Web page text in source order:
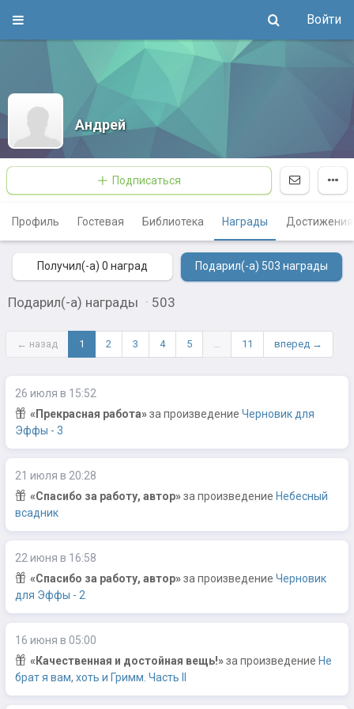
Войти
Андрей
Подписаться
Профиль Гостевая Библиотека Награды Достижения
Получил(-а) 0 наград Подарил(-а) 503 награды
Подарил(-а) награды · 503
← назад 1 2 3 4 5 … 11 вперед →
26 июля в 15:52
«Прекрасная работа»за произведение Черновик для
Эффы - 3
21 июля в 20:28
«Спасибо за работу, автор»за произведение Небесный
всадник
22 июня в 16:58
«Спасибо за работу, автор»за произведение Черновик
для Эффы - 2
16 июня в 05:00
«Качественная и достойная вещь!»за произведение Не
брат я вам, хоть и Гримм. Часть II